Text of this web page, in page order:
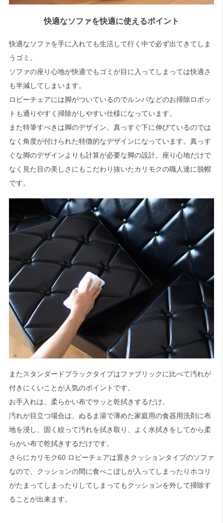
快適なソファを快適に使えるポイント
快適なソファを手に入れても生活して行く中で必ず出てきてしま
うゴミ。
ソファの座り心地が快適でもゴミが目に入ってしまっては快適さ
も半減してしまいます。
ロビーチェアには脚がついているのでルンバなどのお掃除ロボッ
トも通りやすく掃除がしやすい仕様になっています。
また特筆すべきは脚のデザイン。真っすぐ下に伸びているのでは
なく角度が付けられた特徴的なデザインになっています。真っす
ぐな脚のデザインよりも計算が必要な脚の設計。座り心地だけで
なく見た目の美しさにもこだわり抜いたカリモクの職人達に脱帽
です。
またスタンダードブラックタイプはファブリックに比べて汚れが
付きにくいことが人気のポイントです。
お手入れは、柔らかい布でサッと乾拭きするだけ。
汚れが目立つ場合は、ぬるま湯で薄めた家庭用の食器用洗剤に布
地を浸し、固く絞って汚れを拭き取り、よく水拭きをしてから柔
らかい布で乾拭きするだけです。
さらにカリモク60 ロビーチェアは置きクッションタイプのソファ
なので、クッションの間に食べこぼしが入ってしまったりホコリ
がたまってしまったりしてしまってもクッションを外して掃除す
ることが出来ます。